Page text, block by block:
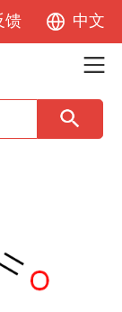
馈 中文